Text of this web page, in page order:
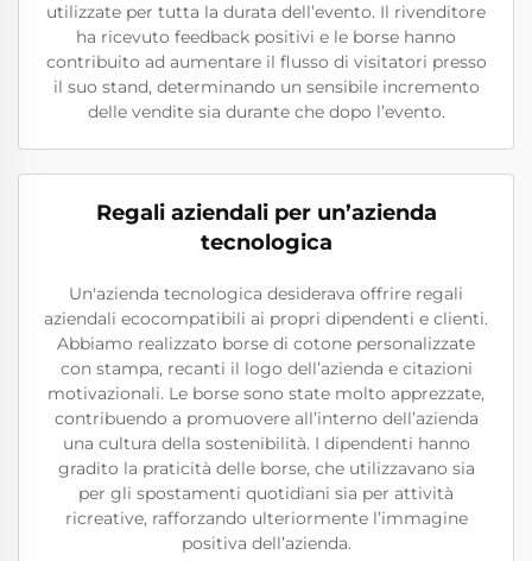
utilizzate per tutta la durata dell’evento. Il rivenditore
ha ricevuto feedback positivi e le borse hanno
contribuito ad aumentare il flusso di visitatori presso
il suo stand, determinando un sensibile incremento
delle vendite sia durante che dopo l’evento.
Regali aziendali per un’azienda
tecnologica
Un'azienda tecnologica desiderava offrire regali
aziendali ecocompatibili ai propri dipendenti e clienti.
Abbiamo realizzato borse di cotone personalizzate
con stampa, recanti il logo dell’azienda e citazioni
motivazionali. Le borse sono state molto apprezzate,
contribuendo a promuovere all’interno dell’azienda
una cultura della sostenibilità. I dipendenti hanno
gradito la praticità delle borse, che utilizzavano sia
per gli spostamenti quotidiani sia per attività
ricreative, rafforzando ulteriormente l’immagine
positiva dell’azienda.